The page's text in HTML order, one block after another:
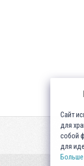
Сайт
для
собой
для